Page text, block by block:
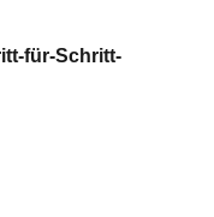
für-Schritt-